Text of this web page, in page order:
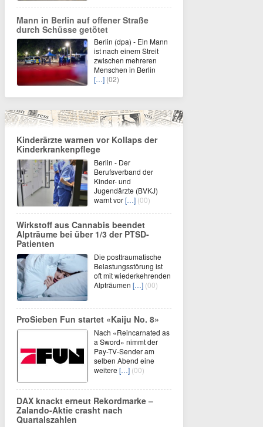
Mann in Berlin auf offener Straße
durch Schüsse getötet
Berlin (dpa) - Ein Mann
ist nach einem Streit
zwischen mehreren
Menschen in Berlin
[…] (02)
Kinderärzte warnen vor Kollaps der
Kinderkrankenpflege
Berlin - Der
Berufsverband der
Kinder- und
Jugendärzte (BVKJ)
warnt vor[…] (00)
Wirkstoff aus Cannabis beendet
Alpträume bei über 1/3 der PTSD-
Patienten
Die posttraumatische
Belastungsstörung ist
oft mit wiederkehrenden
Alpträumen […] (00)
ProSieben Fun startet «Kaiju No. 8»
Nach «Reincarnated as
a Sword» nimmt der
Pay-TV-Sender am
selben Abend eine
weitere […] (00)
DAX knackt erneut Rekordmarke –
Zalando-Aktie crasht nach
Quartalszahlen